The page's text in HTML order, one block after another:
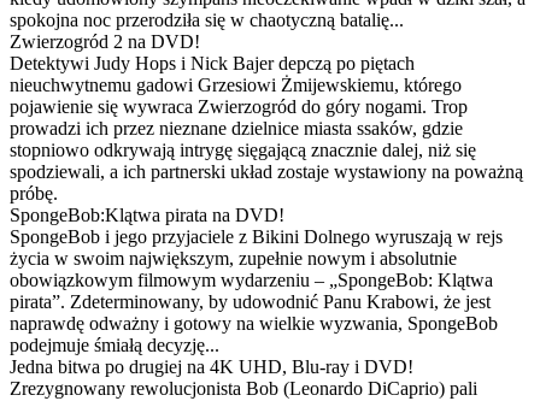
spokojna noc przerodziła się w chaotyczną batalię...
Zwierzogród 2 na DVD!
Detektywi Judy Hops i Nick Bajer depczą po piętach
nieuchwytnemu gadowi Grzesiowi Żmijewskiemu, którego
pojawienie się wywraca Zwierzogród do góry nogami. Trop
prowadzi ich przez nieznane dzielnice miasta ssaków, gdzie
stopniowo odkrywają intrygę sięgającą znacznie dalej, niż się
spodziewali, a ich partnerski układ zostaje wystawiony na poważną
próbę.
SpongeBob:Klątwa pirata na DVD!
SpongeBob i jego przyjaciele z Bikini Dolnego wyruszają w rejs
życia w swoim największym, zupełnie nowym i absolutnie
obowiązkowym filmowym wydarzeniu – „SpongeBob: Klątwa
pirata”. Zdeterminowany, by udowodnić Panu Krabowi, że jest
naprawdę odważny i gotowy na wielkie wyzwania, SpongeBob
podejmuje śmiałą decyzję...
Jedna bitwa po drugiej na 4K UHD, Blu-ray i DVD!
Zrezygnowany rewolucjonista Bob (Leonardo DiCaprio) pali